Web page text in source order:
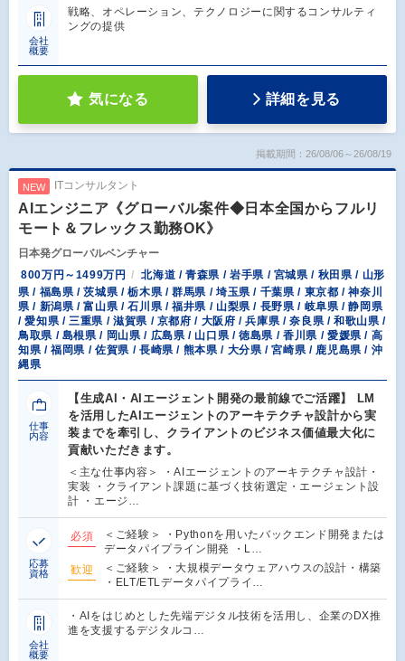
会社
概要
戦略、オペレーション、テクノロジーに関するコンサルティ
ングの提供
気になる 詳細を見る
掲載期間：26/08/06～26/08/19
NEW ITコンサルタント
AIエンジニア《グローバル案件◆日本全国からフルリ
モート＆フレックス勤務OK》
日本発グローバルベンチャー
800万円～1499万円
北海道 / 青森県 / 岩手県 / 宮城県 / 秋田県 / 山形
県 / 福島県 / 茨城県 / 栃木県 / 群馬県 / 埼玉県 / 千葉県 / 東京都 / 神奈川
県 / 新潟県 / 富山県 / 石川県 / 福井県 / 山梨県 / 長野県 / 岐阜県 / 静岡県
/ 愛知県 / 三重県 / 滋賀県 / 京都府 / 大阪府 / 兵庫県 / 奈良県 / 和歌山県 /
鳥取県 / 島根県 / 岡山県 / 広島県 / 山口県 / 徳島県 / 香川県 / 愛媛県 / 高
知県 / 福岡県 / 佐賀県 / 長崎県 / 熊本県 / 大分県 / 宮崎県 / 鹿児島県 / 沖
縄県
仕事
内容
【生成AI・AIエージェント開発の最前線でご活躍】 LM
を活用したAIエージェントのアーキテクチャ設計から実
装までを牽引し、クライアントのビジネス価値最大化に
貢献いただきます。
＜主な仕事内容＞ ・AIエージェントのアーキテクチャ設計・
実装 ・クライアント課題に基づく技術選定・エージェント設
計 ・エージ…
応募
資格
必須
＜ご経験＞ ・Pythonを用いたバックエンド開発または
データパイプライン開発 ・L…
歓迎
＜ご経験＞ ・大規模データウェアハウスの設計・構築
・ELT/ETLデータパイプライ…
会社
概要
・AIをはじめとした先端デジタル技術を活用し、企業のDX推
進を支援するデジタルコ…